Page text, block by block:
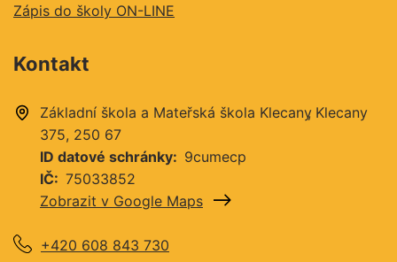
Zápis do školy ON-LINE
Kontakt
Základní škola a Mateřská škola KlecanyKlecany
375 250 67
ID datové schránky
9cumecp
IČ
75033852
Zobrazit v Google Maps
+420 608 843 730